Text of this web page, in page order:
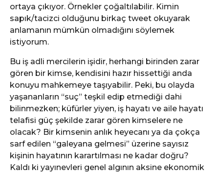
ortaya çıkıyor. Örnekler çoğaltılabilir. Kimin
sapık/tacizci olduğunu birkaç tweet okuyarak
anlamanın mümkün olmadığını söylemek
istiyorum.
Bu iş adli mercilerin işidir, herhangi birinden zarar
gören bir kimse, kendisini hazır hissettiği anda
konuyu mahkemeye taşıyabilir. Peki, bu olayda
yaşananların “suç” teşkil edip etmediği dahi
bilinmezken; küfürler yiyen, iş hayatı ve aile hayatı
telafisi güç şekilde zarar gören kimselere ne
olacak? Bir kimsenin anlık heyecanı ya da çokça
sarf edilen “galeyana gelmesi” üzerine sayısız
kişinin hayatının karartılması ne kadar doğru?
Kaldı ki yayınevleri genel algının aksine ekonomik